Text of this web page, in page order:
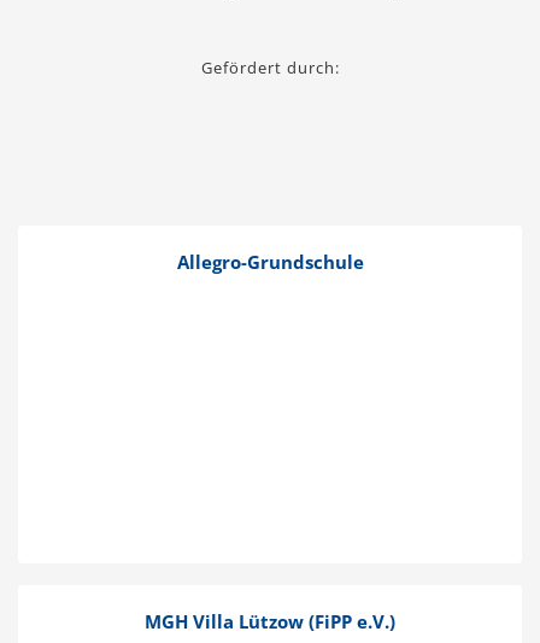
Gefördert durch:
Allegro-Grund­­schule
MGH Villa Lützow (FiPP e.V.)